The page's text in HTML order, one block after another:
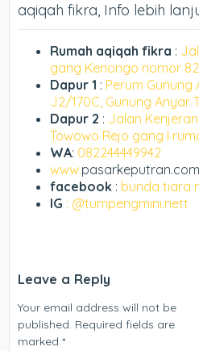
aqiqah fikra, Info lebih
Rumah aqiqah fikra :
gang Kenongo nomor
Dapur 1 : Perum Gunung
J2/170C, Gunung Anyar
Dapur 2 : Jalan
Towowo Rejo gang I
WA: 082244449942
www.pasarkeputran.com
facebook : bunda tiara
IG : @tumpengmini.nett
Leave a Reply
Your email address will not be
published. Required fields are
marked*